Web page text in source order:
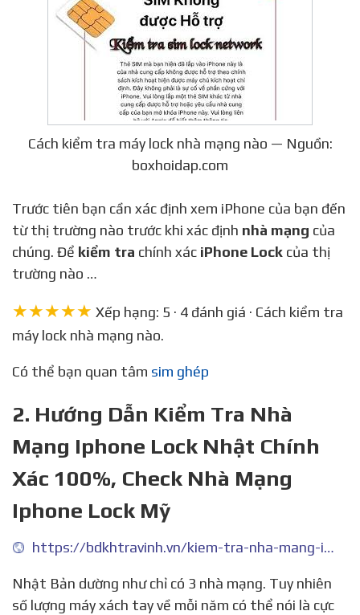
Cách kiểm tra máy lock nhà mạng nào — Nguồn:
boxhoidap.com
Trước tiên bạn cần xác định xem iPhone của bạn đến
từ thị trường nào trước khi xác định nhà mạng của
chúng. Để kiểm tra chính xác iPhone Lock của thị
trường nào …
★★★★★ Xếp hạng: 5 · 4 đánh giá · Cách kiểm tra
máy lock nhà mạng nào.
Có thể bạn quan tâm sim ghép
2. Hướng Dẫn Kiểm Tra Nhà
Mạng Iphone Lock Nhật Chính
Xác 100%, Check Nhà Mạng
Iphone Lock Mỹ
https://bdkhtravinh.vn/kiem-tra-nha-mang-iphone-lock-nhat/
Nhật Bản dường như chỉ có 3 nhà mạng. Tuy nhiên
số lượng máy xách tay về mỗi năm có thể nói là cực